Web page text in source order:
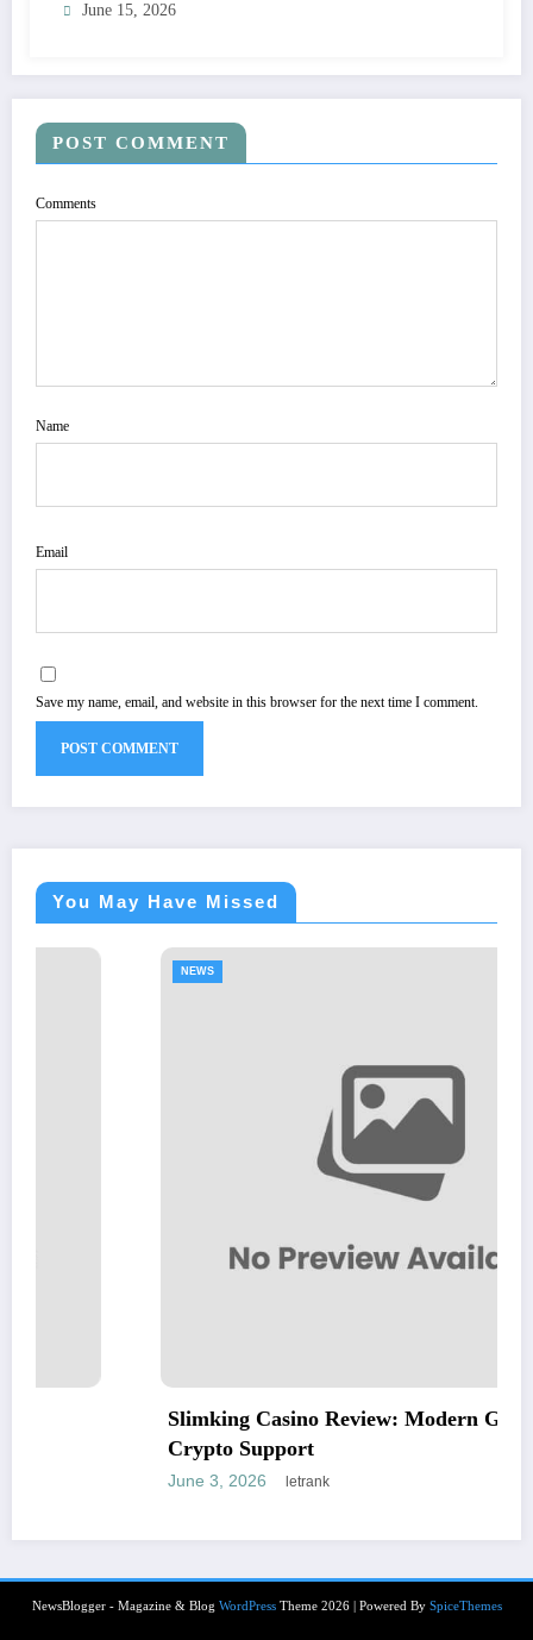
June 15, 2026
POST COMMENT
Comments
Name
Email
Save my name, email, and website in this browser for the next time I comment.
You May Have Missed
Slimking Casino Review: Modern Gaming With
Crypto Support
June 3, 2026 letrank
NewsBlogger - Magazine & Blog WordPressTheme 2026 | Powered By SpiceThemes